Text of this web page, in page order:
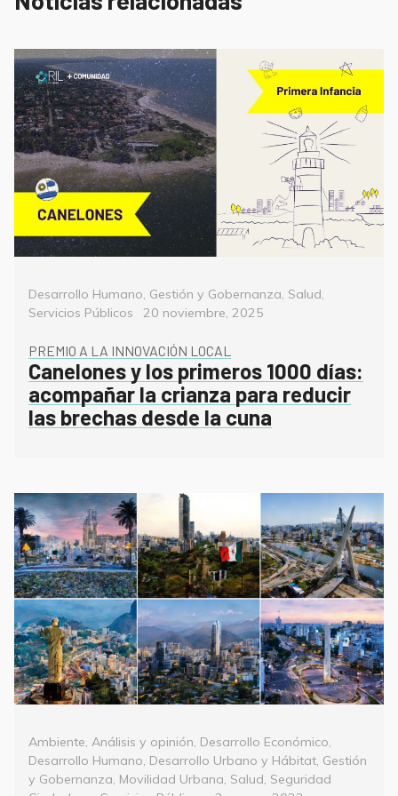
Categorías
Desarrollo Humano, Gestión y Gobernanza, Salud,
Servicios Públicos
Posted
20 noviembre, 2025
PREMIO A LA INNOVACIÓN LOCAL
Canelones y los primeros 1000 días:
acompañar la crianza para reducir
las brechas desde la cuna
Categorías
Ambiente, Análisis y opinión, Desarrollo Económico,
Desarrollo Humano, Desarrollo Urbano y Hábitat, Gestión
y Gobernanza, Movilidad Urbana, Salud, Seguridad